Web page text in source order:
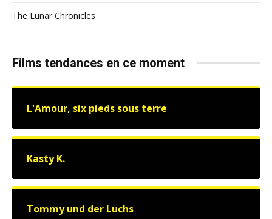
The Lunar Chronicles
Films tendances en ce moment
L'Amour, six pieds sous terre
Kasty K.
Tommy und der Luchs